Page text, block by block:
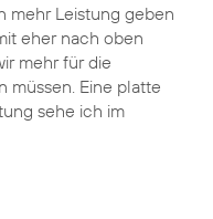
mehr Leistung geben
eher nach oben
mehr für die
müssen. Eine platte
sehe ich im